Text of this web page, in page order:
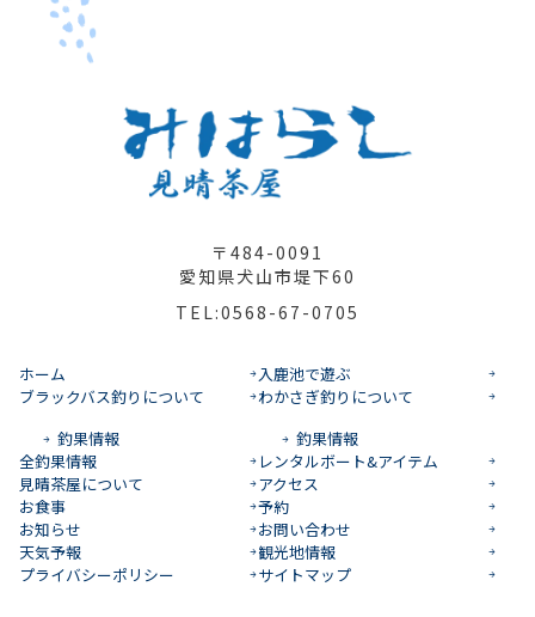
〒484-0091
愛知県犬山市堤下60
TEL:0568-67-0705
ホーム
入鹿池で遊ぶ
ブラックバス釣りについて
釣果情報
わかさぎ釣りについて
釣果情報
全釣果情報
レンタルボート&アイテム
見晴茶屋について
アクセス
お食事
予約
お知らせ
お問い合わせ
天気予報
観光地情報
プライバシーポリシー
サイトマップ